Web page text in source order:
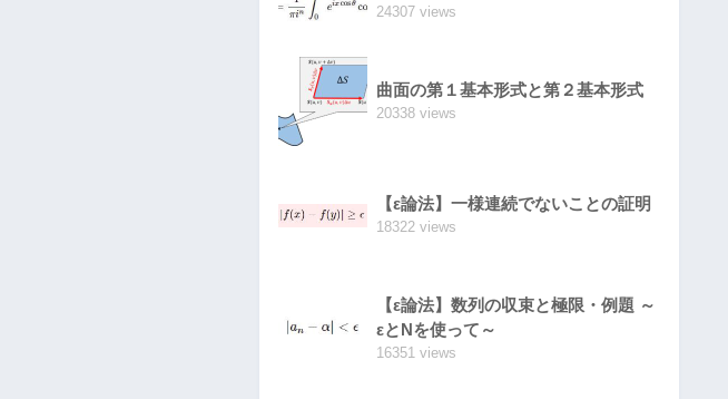
24307 views
曲面の第１基本形式と第２基本形式
20338 views
【ε論法】一様連続でないことの証明
18322 views
【ε論法】数列の収束と極限・例題 ～
εとNを使って～
16351 views